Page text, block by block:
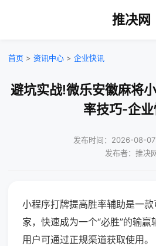
推决网
首页 > 资讯中心 > 企业快讯
避坑实战!微乐安徽麻将
率技巧-企
发布时间：2026-08-07
发布者：推决
小程序打牌提高胜率辅助是一
家，快速成为一个“必胜”的输
用户可通过正规渠道获取使用。